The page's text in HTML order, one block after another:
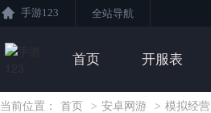
手游123 全站导航
首页 开服表
当前位置： 首页 > 安卓网游 > 模拟经营